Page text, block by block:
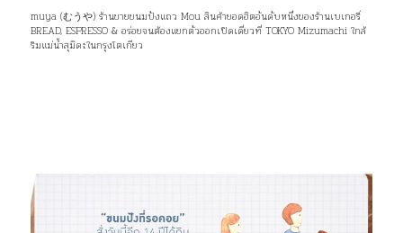
muya (むうや) ร้านขายขนมปังแถว Mou สินค้ายอดฮิตอันดับหนึ่งของร้านเบเกอรี่
BREAD, ESPRESSO & อร่อยจนต้องแยกตัวออกเปิดเดี่ยวที่ TOKYO Mizumachi ใกล้
ริมแม่น้ำสุมิดะในกรุงโตเกียว